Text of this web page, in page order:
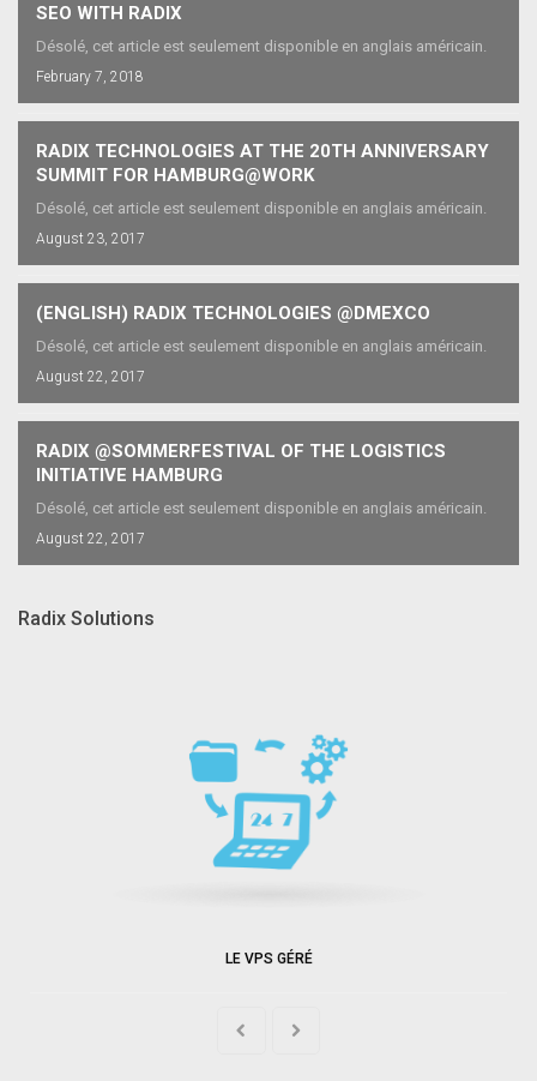
SEO WITH RADIX
Désolé, cet article est seulement disponible en anglais américain.
February 7, 2018
RADIX TECHNOLOGIES AT THE 20TH ANNIVERSARY
SUMMIT FOR HAMBURG@WORK
Désolé, cet article est seulement disponible en anglais américain.
August 23, 2017
(ENGLISH) RADIX TECHNOLOGIES @DMEXCO
Désolé, cet article est seulement disponible en anglais américain.
August 22, 2017
RADIX @SOMMERFESTIVAL OF THE LOGISTICS
INITIATIVE HAMBURG
Désolé, cet article est seulement disponible en anglais américain.
August 22, 2017
Radix Solutions
LE VPS GÉRÉ